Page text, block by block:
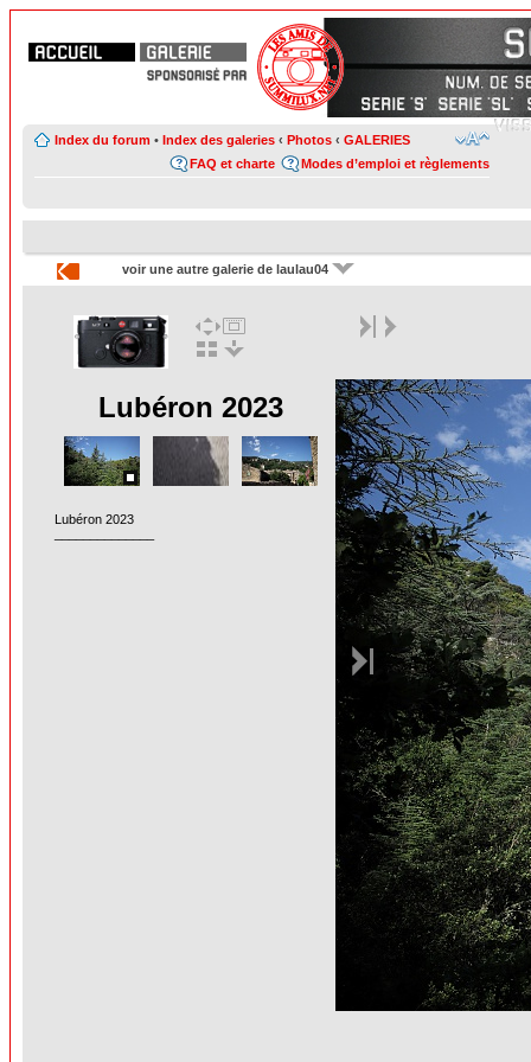
Index du forum • Index des galeries ‹ Photos ‹ GALERIES
Modes d’emploi et règlements
FAQ et charte
voir une autre galerie de laulau04
Lubéron 2023
Lubéron 2023